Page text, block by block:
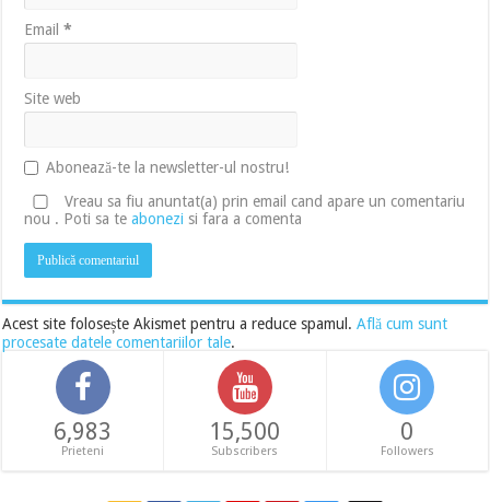
Email*
Site web
Abonează-te la newsletter-ul nostru!
Vreau sa fiu anuntat(a) prin email cand apare un comentariu
nou . Poti sa teabonezi si fara a comenta
Acest site folosește Akismet pentru a reduce spamul.Află cum sunt
procesate datele comentariilor tale.
6,983
Prieteni
15,500
Subscribers
0
Followers